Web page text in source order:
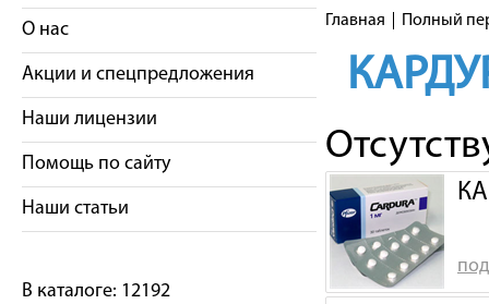
О нас
Акции и спецпредложения
Наши лицензии
Помощь по сайту
Наши статьи
В каталоге: 12192
Главная Полный